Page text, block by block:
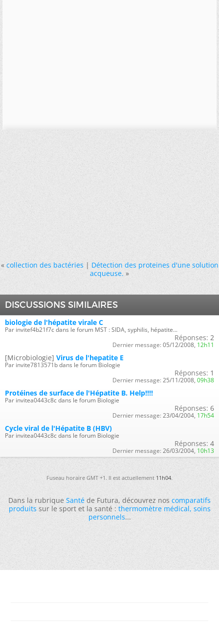
« collection des bactéries|Détection des proteines d'une solution
acqueuse. »
DISCUSSIONS SIMILAIRES
biologie de l'hépatite virale C
Par invitef4b21f7c dans le forum MST : SIDA, syphilis, hépatite...
Réponses: 2
Dernier message: 05/12/2008, 12h11
[Microbiologie] Virus de l'hepatite E
Par invite7813571b dans le forum Biologie
Réponses: 1
Dernier message: 25/11/2008, 09h38
Protéines de surface de l'Hépatite B. Help!!!!
Par invitea0443c8c dans le forum Biologie
Réponses: 6
Dernier message: 23/04/2004, 17h54
Cycle viral de l'Hépatite B (HBV)
Par invitea0443c8c dans le forum Biologie
Réponses: 4
Dernier message: 26/03/2004, 10h13
Fuseau horaire GMT +1. Il est actuellement11h04.
Dans la rubriqueSantéde Futura, découvrez noscomparatifs
produitssur le sport et la santé :thermomètre médical,soins
personnels...